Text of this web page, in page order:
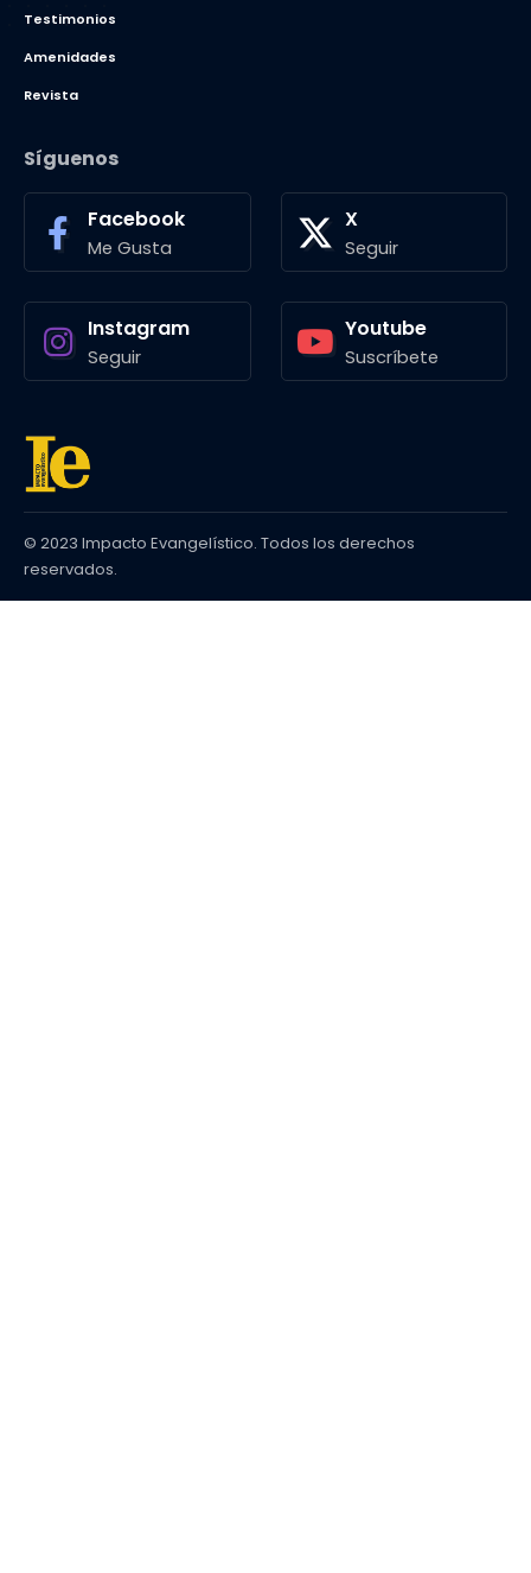
Testimonios
Amenidades
Revista
Síguenos
Facebook
Me Gusta
X
Seguir
Instagram
Seguir
Youtube
Suscríbete
© 2023 Impacto Evangelístico. Todos los derechos
reservados.